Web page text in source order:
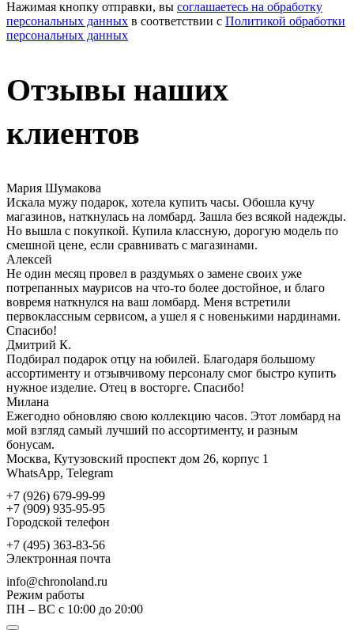
Нажимая кнопку отправки, вы соглашаетесь на обработку
персональных данных в соответствии с Политикой обработки
персональных данных
Отзывы наших
клиентов
Мария Шумакова
Искала мужу подарок, хотела купить часы. Обошла кучу
магазинов, наткнулась на ломбард. Зашла без всякой надежды.
Но вышла с покупкой. Купила классную, дорогую модель по
смешной цене, если сравнивать с магазинами.
Алексей
Не один месяц провел в раздумьях о замене своих уже
потрепанных маурисов на что-то более достойное, и благо
вовремя наткнулся на ваш ломбард. Меня встретили
первоклассным сервисом, а ушел я с новенькими нардинами.
Спасибо!
Дмитрий К.
Подбирал подарок отцу на юбилей. Благодаря большому
ассортименту и отзывчивому персоналу смог быстро купить
нужное изделие. Отец в восторге. Спасибо!
Милана
Ежегодно обновляю свою коллекцию часов. Этот ломбард на
мой взгляд самый лучший по ассортименту, и разным
бонусам.
Москва, Кутузовский проспект дом 26, корпус 1
WhatsApp, Telegram
+7 (926) 679-99-99
+7 (909) 935-95-95
Городской телефон
+7 (495) 363-83-56
Электронная почта
info@chronoland.ru
Режим работы
ПН – ВС с 10:00 до 20:00